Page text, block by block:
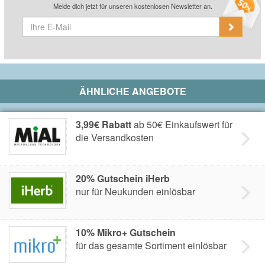
Melde dich jetzt für unseren kostenlosen Newsletter an.
ÄHNLICHE ANGEBOTE
3,99€ Rabattab 50€ Einkaufswert für
die Versandkosten
20% Gutschein iHerb
nur für Neukunden einlösbar
10% Mikro+ Gutschein
für das gesamte Sortiment einlösbar